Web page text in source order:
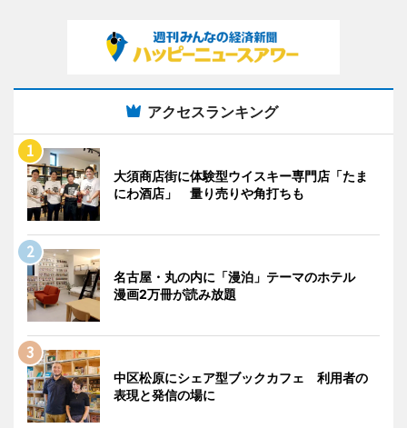
アクセスランキング
大須商店街に体験型ウイスキー専門店「たま
にわ酒店」 量り売りや角打ちも
名古屋・丸の内に「漫泊」テーマのホテル
漫画2万冊が読み放題
中区松原にシェア型ブックカフェ 利用者の
表現と発信の場に